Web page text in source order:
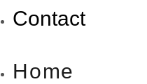
Contact
Home